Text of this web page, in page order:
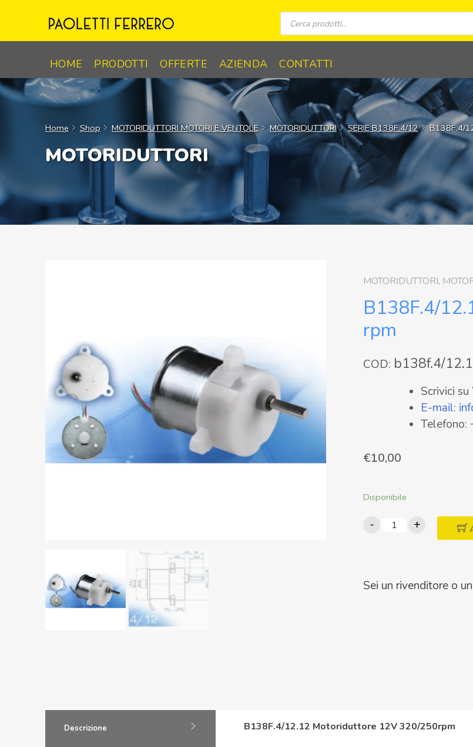
Ricerca
prodotti
HOME PRODOTTI OFFERTE AZIENDA CONTATTI
Home Shop MOTORIDUTTORI MOTORI E VENTOLE MOTORIDUTTORI SERIE B138F.4/12 B138F.4/
MOTORIDUTTORI
MOTORIDUTTORI,
B138F.4/
rpm
COD: b138f.4/
Scrivici
E-mail:
€10,00
Disponibile
-
B138F.4/12.12
Motoriduttore
quantità
+
Sei un rivenditore o
Descrizione B138F.4/12.12 Motoriduttore 12V 320/250rpm